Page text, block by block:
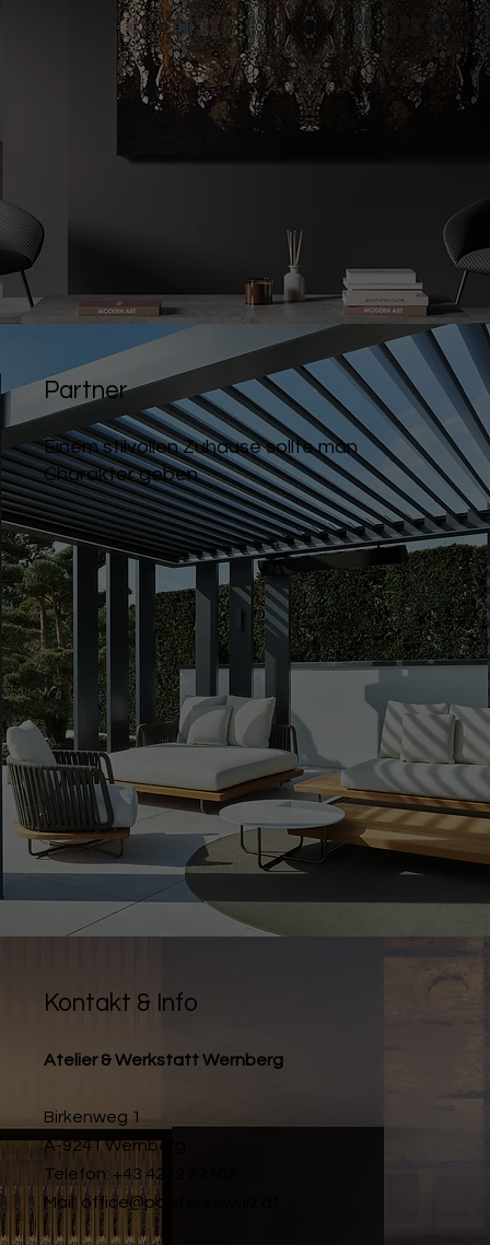
Partner
Einem stilvollen Zuhause sollte man
Charakter geben.
Kontakt & Info
Atelier & Werkstatt Wernberg
Birkenweg 1
A-9241 Wernberg
Telefon: +43 4252 22105
Mail: office@polsterei-wulz.at